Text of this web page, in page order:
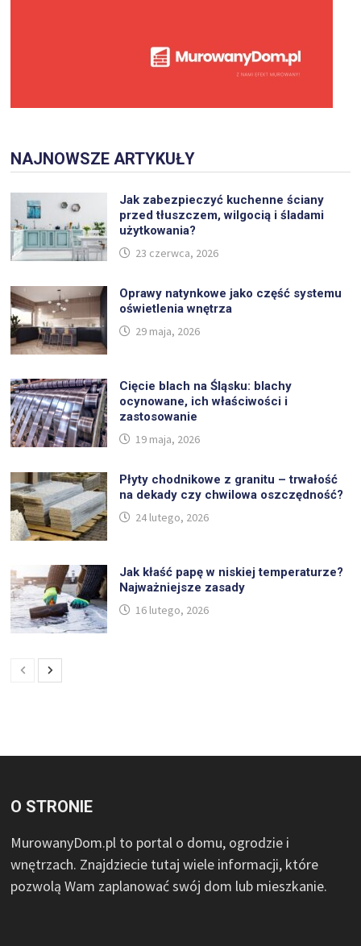
NAJNOWSZE ARTYKUŁY
Jak zabezpieczyć kuchenne ściany
przed tłuszczem, wilgocią i śladami
użytkowania?
23 czerwca, 2026
Oprawy natynkowe jako część systemu
oświetlenia wnętrza
29 maja, 2026
Cięcie blach na Śląsku: blachy
ocynowane, ich właściwości i
zastosowanie
19 maja, 2026
Płyty chodnikowe z granitu – trwałość
na dekady czy chwilowa oszczędność?
24 lutego, 2026
Jak kłaść papę w niskiej temperaturze?
Najważniejsze zasady
16 lutego, 2026
O STRONIE
MurowanyDom.pl to portal o domu, ogrodzie i
wnętrzach. Znajdziecie tutaj wiele informacji, które
pozwolą Wam zaplanować swój dom lub mieszkanie.